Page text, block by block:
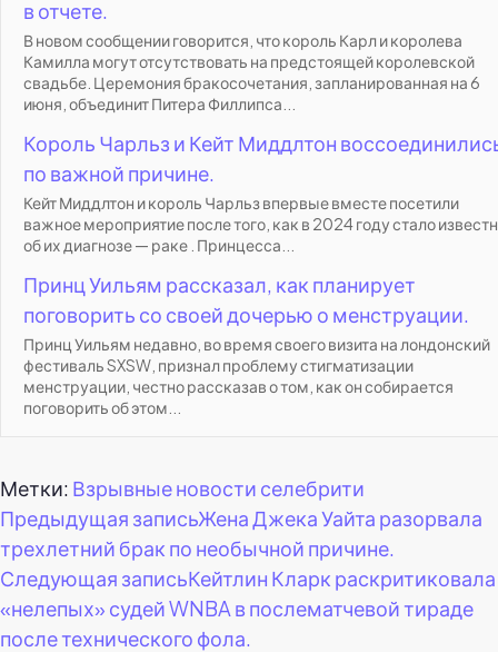
в отчете.
В новом сообщении говорится, что король Карл и королева
Камилла могут отсутствовать на предстоящей королевской
свадьбе. Церемония бракосочетания, запланированная на 6
июня, объединит Питера Филлипса...
Король Чарльз и Кейт Миддлтон
по важной причине.
Кейт Миддлтон и король Чарльз впервые вместе посетили
важное мероприятие после того, как в 2024 году стало
об их диагнозе — раке . Принцесса...
Принц Уильям рассказал, как планирует
поговорить со своей дочерью о менструации.
Принц Уильям недавно, во время своего визита на лондонский
фестиваль SXSW, признал проблему стигматизации
менструации, честно рассказав о том, как он собирается
поговорить об этом...
Метки: Взрывные новости селебрити
Навигация
по
записям
Предыдущая записьЖена Джека Уайта разорвала
трехлетний брак по необычной причине.
Следующая записьКейтлин Кларк раскритиковала
«нелепых» судей WNBA в послематчевой тираде
после технического фола.